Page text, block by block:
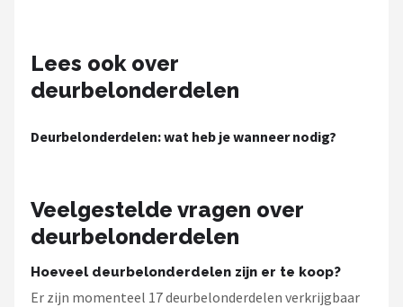
Lees ook over
deurbelonderdelen
Deurbelonderdelen: wat heb je wanneer nodig?
Veelgestelde vragen over
deurbelonderdelen
Hoeveel deurbelonderdelen zijn er te koop?
Er zijn momenteel 17 deurbelonderdelen verkrijgbaar